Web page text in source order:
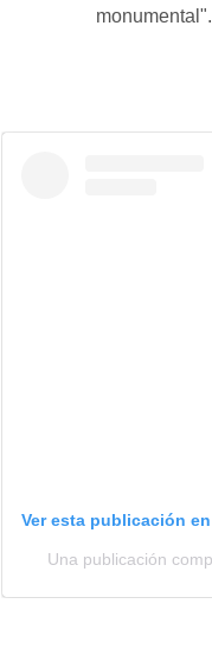
monumental".
Ver esta publicación
Una publicación